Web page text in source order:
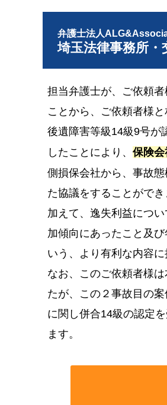
弁護士法人
埼玉法律事務所
担当弁護士が、ご依頼
ことから、ご依頼者様
後遺障害等級14級9号が
したことにより、 保険会
側損保会社から、事故
た協議をすることができ
加えて、逸失利益につ
加傾向にあったこと及
いう、より有利な内容に
なお、このご依頼者様
たが、この２事故目の
に関し併合14級の認定
ます。